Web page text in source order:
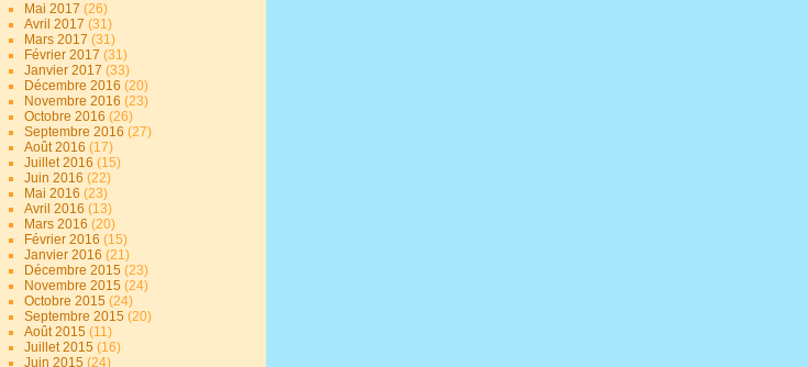
Mai 2017(26)
Avril 2017(31)
Mars 2017(31)
Février 2017(31)
Janvier 2017(33)
Décembre 2016(20)
Novembre 2016(23)
Octobre 2016(26)
Septembre 2016(27)
Août 2016(17)
Juillet 2016(15)
Juin 2016(22)
Mai 2016(23)
Avril 2016(13)
Mars 2016(20)
Février 2016(15)
Janvier 2016(21)
Décembre 2015(23)
Novembre 2015(24)
Octobre 2015(24)
Septembre 2015(20)
Août 2015(11)
Juillet 2015(16)
Juin 2015(24)